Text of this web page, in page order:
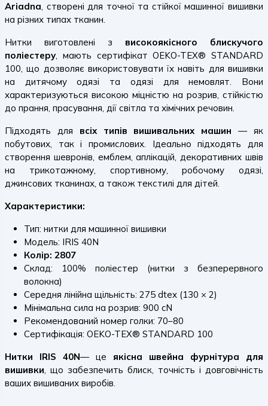
Ariadna, створені для точної та стійкої машинної вишивки
на різних типах тканин.
Нитки виготовлені з високоякісного блискучого
поліестеру, мають сертифікат OEKO-TEX® STANDARD
100, що дозволяє використовувати їх навіть для вишивки
на дитячому одязі та одязі для немовлят. Вони
характеризуються високою міцністю на розрив, стійкістю
до прання, прасування, дії світла та хімічних речовин.
Підходять для всіх типів вишивальних машин — як
побутових, так і промислових. Ідеально підходять для
створення шевронів, емблем, аплікацій, декоративних швів
на трикотажному, спортивному, робочому одязі,
джинсових тканинах, а також текстилі для дітей.
Характеристики:
Тип: нитки для машинної вишивки
Модель: IRIS 40N
Колір: 2807
Склад: 100% поліестер (нитки з безперервного
волокна)
Середня лінійна щільність: 275 dtex (130 × 2)
Мінімальна сила на розрив: 900 cN
Рекомендований номер голки: 70–80
Сертифікація: OEKO-TEX® STANDARD 100
Нитки IRIS 40N— це якісна швейна фурнітура для
вишивки, що забезпечить блиск, точність і довговічність
ваших вишиваних виробів.